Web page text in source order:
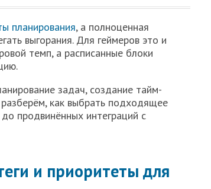
планирования, а полноценная
выгорания. Для геймеров это и
темп, а расписанные блоки
задач, создание тайм-
как выбрать подходящее
продвинённых интеграций с
и приоритеты для